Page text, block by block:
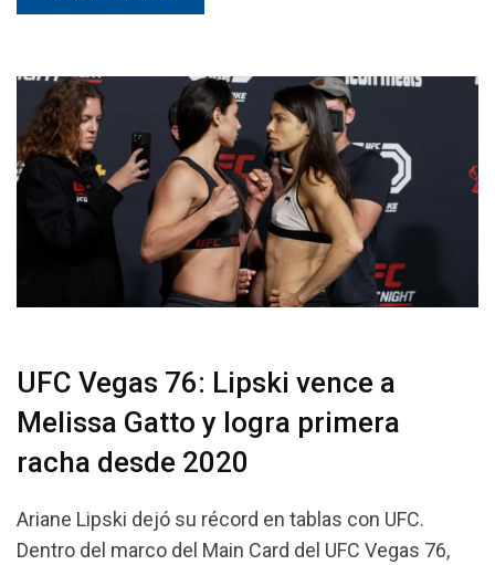
UFC Vegas 76: Lipski vence a
Melissa Gatto y logra primera
racha desde 2020
Ariane Lipski dejó su récord en tablas con UFC.
Dentro del marco del Main Card del UFC Vegas 76,